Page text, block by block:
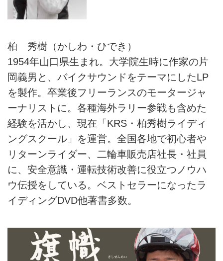
柏 秀樹（かしわ・ひでき）
1954年山口県生まれ。大学院生時に作家の片
岡義男と、バイクサウンドをテーマにしたLP
を製作。卒業後フリーランスのモータージャ
ーナリストに。各種海外ラリー参戦も含めた
経験を活かし、現在「KRS・柏秀樹ライディ
ングスクール」を運営。全国各地で初心者や
リターンライダー、二輪車販売店社長・社員
に、安全意識・運転技術改善に役立つノウハ
ウ伝授をしている。ベストセラーになったラ
イディングDVD他著書多数。